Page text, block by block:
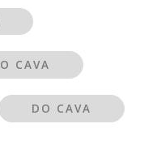
CAVA
DO CAVA